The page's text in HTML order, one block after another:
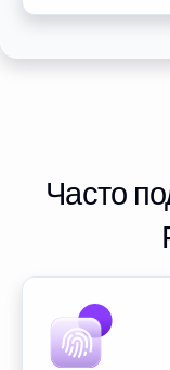
Часто